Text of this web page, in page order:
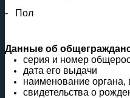
-
Пол
Данные об
серия и номер
дата его выдачи
наименование
свидетельства о